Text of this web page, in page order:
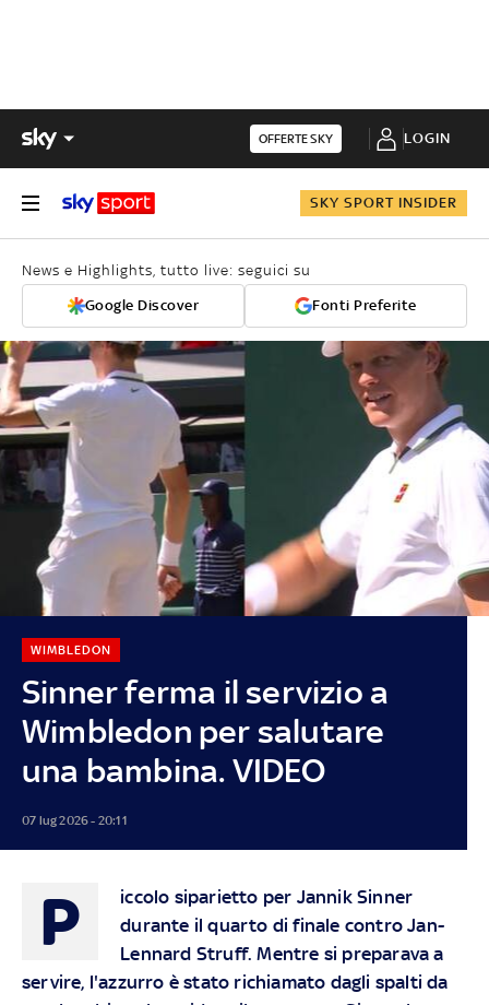
OFFERTE SKY LOGIN
SKY SPORT INSIDER
News e Highlights, tutto live: seguici su
Google Discover Fonti Preferite
Sinner ferma il servizio a
Wimbledon per salutare
una bambina. VIDEO
WIMBLEDON
07 lug 2026 - 20:11
P
iccolo siparietto per Jannik Sinner
durante il quarto di finale contro Jan-
Lennard Struff. Mentre si preparava a
servire, l'azzurro è stato richiamato dagli spalti da